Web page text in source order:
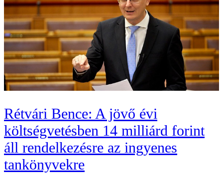
Rétvári Bence: A jövő évi
költségvetésben 14 milliárd forint
áll rendelkezésre az ingyenes
tankönyvekre